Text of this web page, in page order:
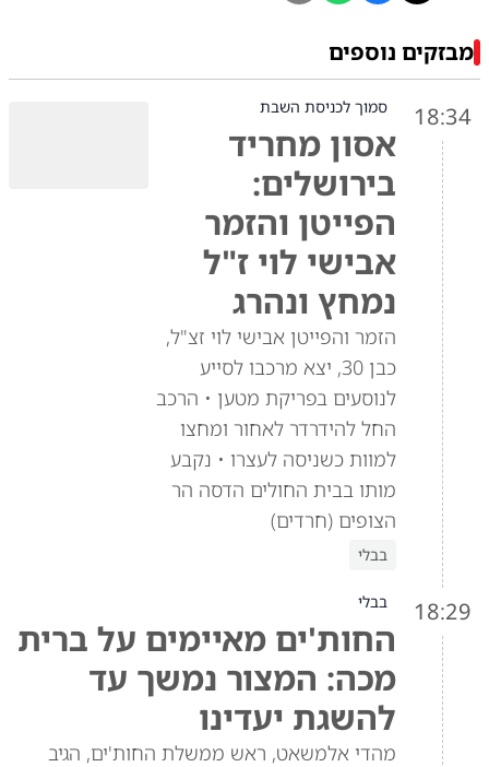
מבזקים נוספים
18:34 סמוך לכניסת השבת
אסון מחריד
בירושלים:
הפייטן והזמר
אבישי לוי ז"ל
נמחץ ונהרג
הזמר והפייטן אבישי לוי זצ"ל,
כבן 30, יצא מרכבו לסייע
לנוסעים בפריקת מטען • הרכב
החל להידרדר לאחור ומחצו
למוות כשניסה לעצרו • נקבע
מותו בבית החולים הדסה הר
הצופים (חרדים)
בבלי
18:29 בבלי
החות'ים מאיימים על ברית
מכה: המצור נמשך עד
להשגת יעדינו
מהדי אלמשאט, ראש ממשלת החות'ים, הגיב